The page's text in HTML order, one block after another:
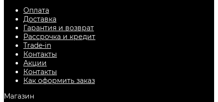
Оплата
Доставка
Гарантия и возврат
Рассрочка и кредит
Trade-in
Контакты
Акции
Контакты
Как оформить заказ
Магазин